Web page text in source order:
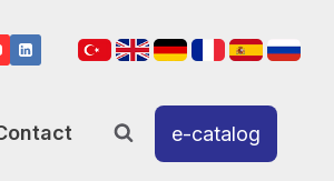
e-catalog